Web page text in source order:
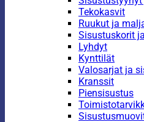
Tekokasvit
Ruukut ja
Sisustuskorit
Lyhdyt
Kynttilät
Valosarjat ja
Kranssit
Piensisustus